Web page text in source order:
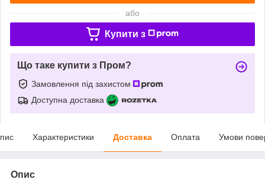
або
Купити з
Що таке купити з Пром?
Замовлення під захистом
Доступна доставка
Характеристики Доставка Оплата Умови
Опис